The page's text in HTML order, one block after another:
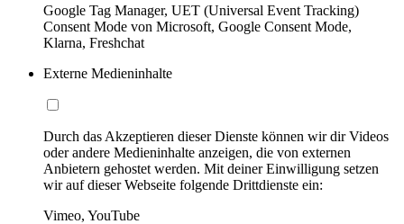
Google Tag Manager, UET (Universal Event Tracking)
Consent Mode von Microsoft, Google Consent Mode,
Klarna, Freshchat
Externe Medieninhalte
Durch das Akzeptieren dieser Dienste können wir dir Videos
oder andere Medieninhalte anzeigen, die von externen
Anbietern gehostet werden. Mit deiner Einwilligung setzen
wir auf dieser Webseite folgende Drittdienste ein:
Vimeo, YouTube